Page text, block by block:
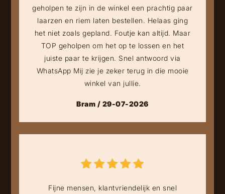
geholpen te zijn in de winkel een prachtig paar
laarzen en riem laten bestellen. Helaas ging
het niet zoals gepland. Foutje kan altijd. Maar
TOP geholpen om het op te lossen en het
juiste paar te krijgen. Snel antwoord via
WhatsApp Mij zie je zeker terug in die mooie
winkel van jullie.
Bram / 29-07-2026
Fijne mensen, klantvriendelijk en snel